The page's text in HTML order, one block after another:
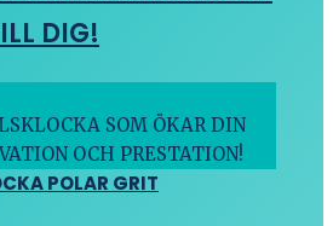
DIG!
SOM ÖKAR DIN
OCH PRESTATION!